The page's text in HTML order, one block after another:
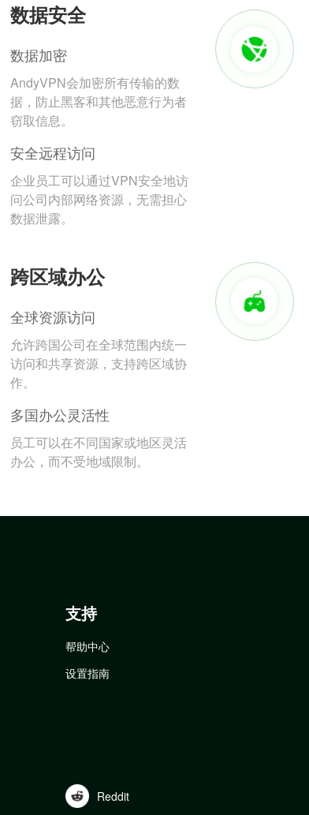
数据安全
数据加密
AndyVPN会加密所有传输的数
据，防止黑客和其他恶意行为者
窃取信息。
安全远程访问
企业员工可以通过VPN安全地访
问公司内部网络资源，无需担心
数据泄露。
跨区域办公
全球资源访问
允许跨国公司在全球范围内统一
访问和共享资源，支持跨区域协
作。
多国办公灵活性
员工可以在不同国家或地区灵活
办公，而不受地域限制。
支持
帮助中心
设置指南
Reddit